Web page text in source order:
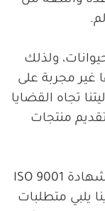
ولذلك
غير مجربة على
تجاه القضايا
منتجات
في إطار التزامنا بالجودة، حصلنا على شهادة ISO 9001
يلبي متطلبات